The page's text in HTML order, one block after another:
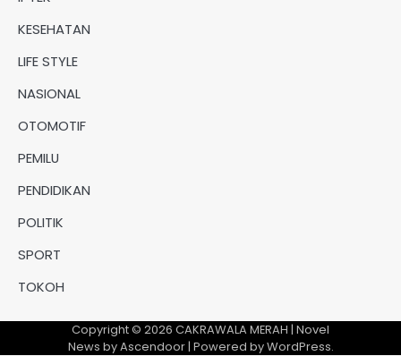
KESEHATAN
LIFE STYLE
NASIONAL
OTOMOTIF
PEMILU
PENDIDIKAN
POLITIK
SPORT
TOKOH
Copyright © 2026 CAKRAWALA MERAH | Novel
News byAscendoor| Powered byWordPress.